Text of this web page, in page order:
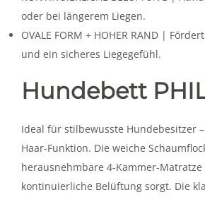
oder bei längerem Liegen.
OVALE FORM + HOHER RAND |
und ein sicheres Liegegefühl.
Hundebett
Ideal für stilbewusste Hundebesitzer
Haar-Funktion. Die weiche
herausnehmbare 4-Kammer-
kontinuierliche Belüftung sorgt. Die